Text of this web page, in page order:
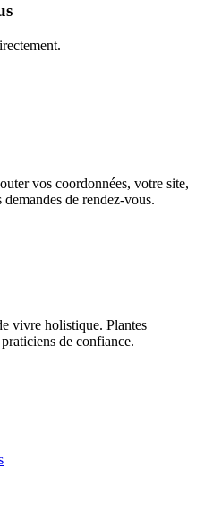
vos coordonnées, votre site,
de rendez-vous.
vivre holistique. Plantes
de confiance.